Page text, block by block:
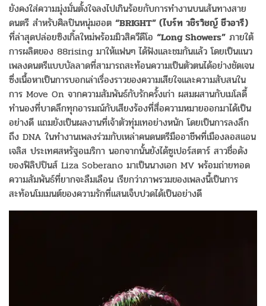
ยังคงใส่ความมุ่งมั่นตั้งใจลงไปเกินร้อยกับการทำงานบนเส้นทางสาย
ดนตรี สำหรับศิลปินหนุ่มฮอต “BRIGHT” (ไบร์ท วชิรวิชญ์ ชีวอารี)
ที่ล่าสุดปล่อยซิงเกิ้ลใหม่พร้อมมิวสิควีดีโอ “Long Showers” ภายใต้
การผลิตของ 88rising มาให้แฟนๆ ได้ฟังและชมกันแล้ว โดยเป็นแนว
เพลงดนตรีแบบบัลลาดที่สามารถสะท้อนความเป็นตัวตนได้อย่างชัดเจน
ซึ่งเนื้อหาเป็นการบอกเล่าเรื่องราวของความเสียใจและความสับสนใน
การ Move On จากความสัมพันธ์กับรักครั้งเก่า ผสมผสานกับเมโลดี้
ทำนองที่บาดลึกทุกอารมณ์กับเสียงร้องที่สื่อความหมายออกมาได้เป็น
อย่างดี แถมยังเป็นผลงานที่เจ้าตัวทุ่มเทอย่างหนัก โดยเป็นการลงลึก
ถึง DNA ในทำงานเพลงร่วมกับเหล่าคนดนตรีมืออาชีพที่เมืองลอสแอน
เจลิส ประเทศสหรัฐอเมริกา นอกจากนั้นยังได้ซูเปอร์สตาร์ สาวชื่อดัง
ของฟิลิปปินส์ Liza Soberano มาเป็นนางเอก MV พร้อมถ่ายทอด
ความสัมพันธ์ที่ยากจะลืมเลือน เรียกว่าภาพรวมของเพลงนี้เป็นการ
สะท้อนโมเมนต์ของความรักที่แสนเจ็บปวดได้เป็นอย่างดี